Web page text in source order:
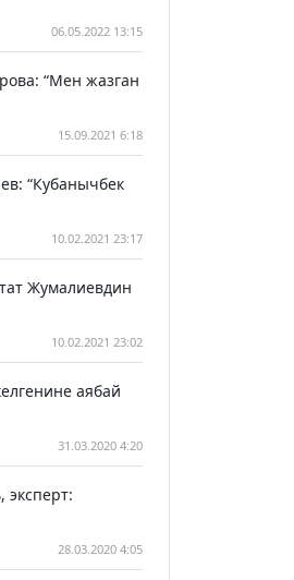
06.05.2022 13:15
“Мен жазган
15.09.2021 6:18
“Кубанычбек
10.02.2021 23:17
Жумалиевдин
10.02.2021 23:02
аябай
31.03.2020 4:20
28.03.2020 4:05